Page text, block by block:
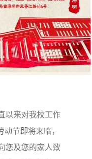
以来对我校工作
节即将来临，
您及您的家人致